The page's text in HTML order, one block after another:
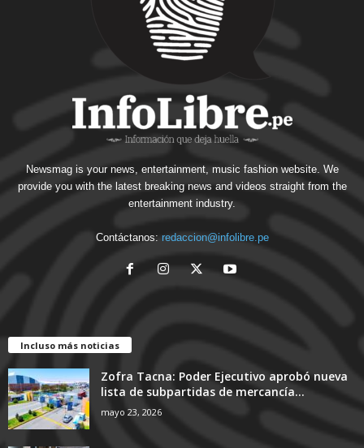
Newsmag is your news, entertainment, music fashion website. We
provide you with the latest breaking news and videos straight from the
entertainment industry.
Contáctanos: redaccion@infolibre.pe
Incluso más noticias
Zofra Tacna: Poder Ejecutivo aprobó nueva
lista de subpartidas de mercancía...
mayo 23, 2026